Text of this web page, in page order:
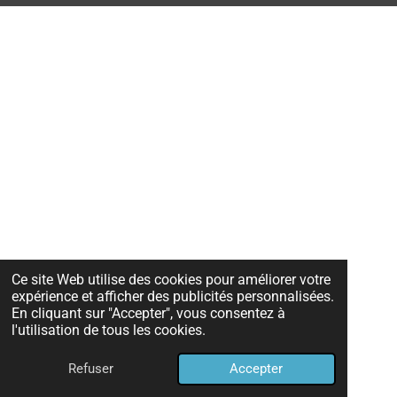
Ce site Web utilise des cookies pour améliorer votre
expérience et afficher des publicités personnalisées.
En cliquant sur "Accepter", vous consentez à
l'utilisation de tous les cookies.
Refuser Accepter